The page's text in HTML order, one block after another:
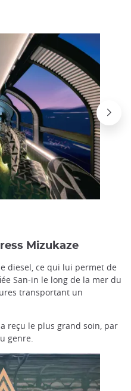
Mizukaze
diesel, ce qui lui permet de
San-in le long de la mer du
transportant un
reçu le plus grand soin, par
genre.